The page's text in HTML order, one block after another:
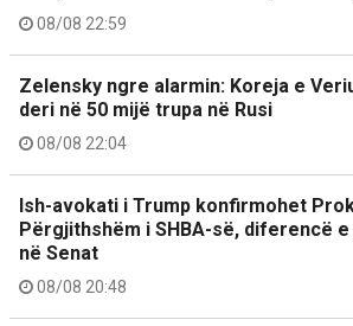
08/08 22:59
Zelensky ngre alarmin: Koreja e
deri në 50 mijë trupa në Rusi
08/08 22:04
Ish-avokati i Trump konfirmohet
Përgjithshëm i SHBA-së, diferencë
në Senat
08/08 20:48